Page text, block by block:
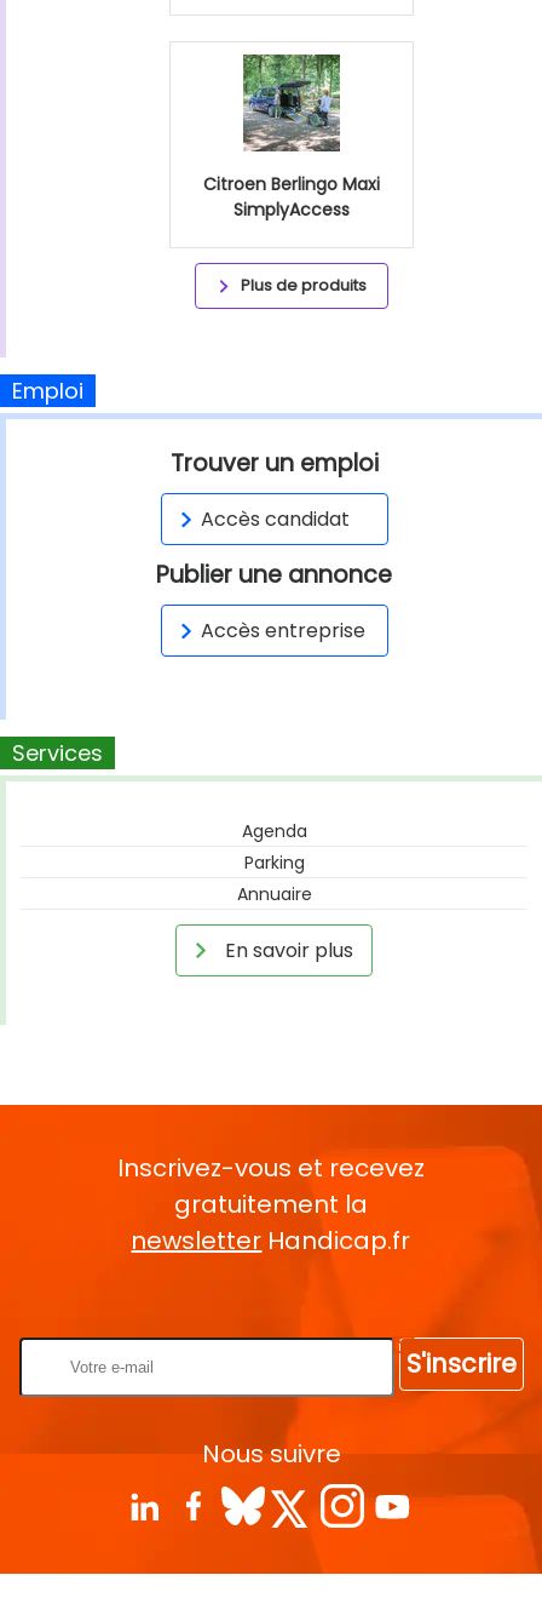
Citroen Berlingo Maxi
SimplyAccess
Plus de produits
Emploi
Trouver un emploi
Accès candidat
Publier une annonce
Accès entreprise
Services
Agenda
Parking
Annuaire
En savoir plus
Inscrivez-vous et recevez
gratuitement la
newsletter Handicap.fr
S'inscrire
Nous suivre